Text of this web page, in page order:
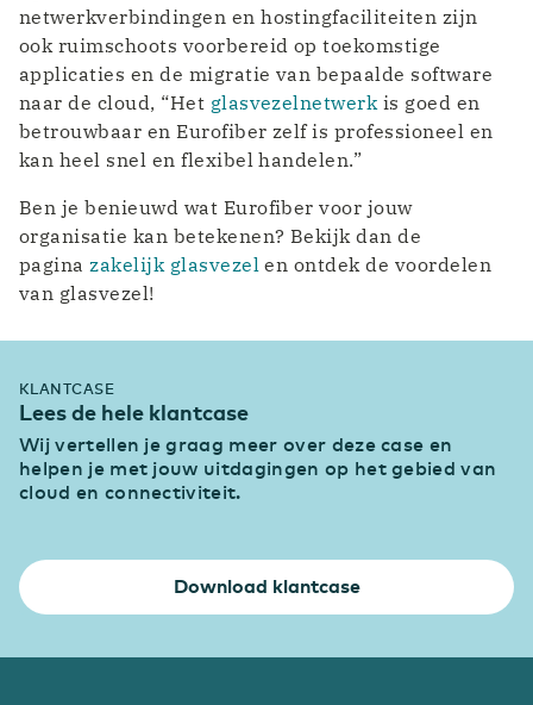
netwerkverbindingen en hostingfaciliteiten zijn
ook ruimschoots voorbereid op toekomstige
applicaties en de migratie van bepaalde software
naar de cloud, “Het glasvezelnetwerk is goed en
betrouwbaar en Eurofiber zelf is professioneel en
kan heel snel en flexibel handelen.”
Ben je benieuwd wat Eurofiber voor jouw
organisatie kan betekenen? Bekijk dan de
pagina zakelijk glasvezel en ontdek de voordelen
van glasvezel!
KLANTCASE
Lees de hele klantcase
Wij vertellen je graag meer over deze case en
helpen je met jouw uitdagingen op het gebied van
cloud en connectiviteit.
Download klantcase